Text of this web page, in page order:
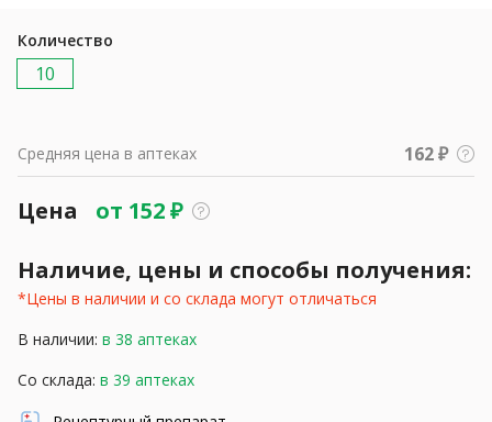
Количество
10
Средняя цена в аптеках 162 ₽
Цена от 152₽
Наличие, цены и способы получения:
*Цены в наличии и со склада могут отличаться
В наличии: в 38 аптеках
Со склада: в 39 аптеках